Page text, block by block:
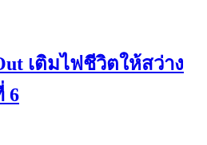
เติมไฟชีวิตให้สว่าง
6